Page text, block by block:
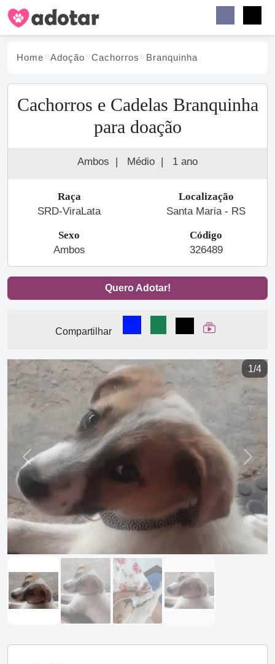
Home Adoção Cachorros Branquinha
Cachorros e Cadelas Branquinha
para doação
Ambos | Médio | 1 ano
Raça
SRD-ViraLata
Localização
Santa Maria - RS
Sexo
Ambos
Código
326489
Quero Adotar!
Compartilhar
Compartilhar no Facebook
Compartilhar no
Compartilhar
Ver Web Story
1/4
Previous Next